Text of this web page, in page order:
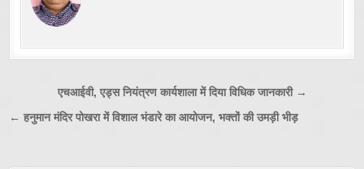
Post
navigation
एचआईवी, एड्स नियंत्रण कार्यशाला में दिया विधिक जानकारी →
← हनुमान मंदिर पोखरा में विशाल भंडारे का आयोजन, भक्तों की उमड़ी भीड़